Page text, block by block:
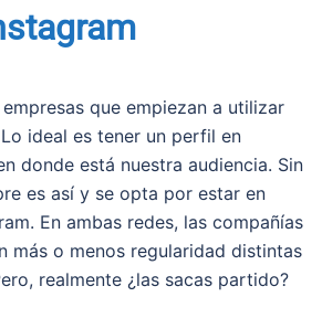
que empiezan a utilizar
ideal es tener un perfil en
donde está nuestra audiencia. Sin
es así y se opta por estar en
En ambas redes, las compañías
más o menos regularidad distintas
realmente ¿las sacas partido?